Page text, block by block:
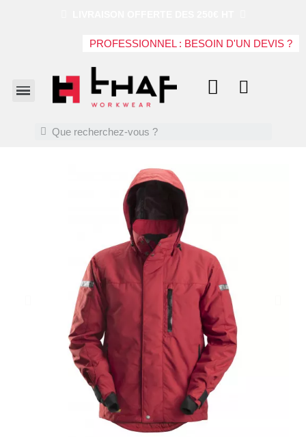
PROFESSIONNEL : BESOIN D'UN DEVIS ?